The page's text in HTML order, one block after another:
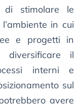
di stimolare le
in cui
e progetti in
diversificare il
interni e
sul
avere